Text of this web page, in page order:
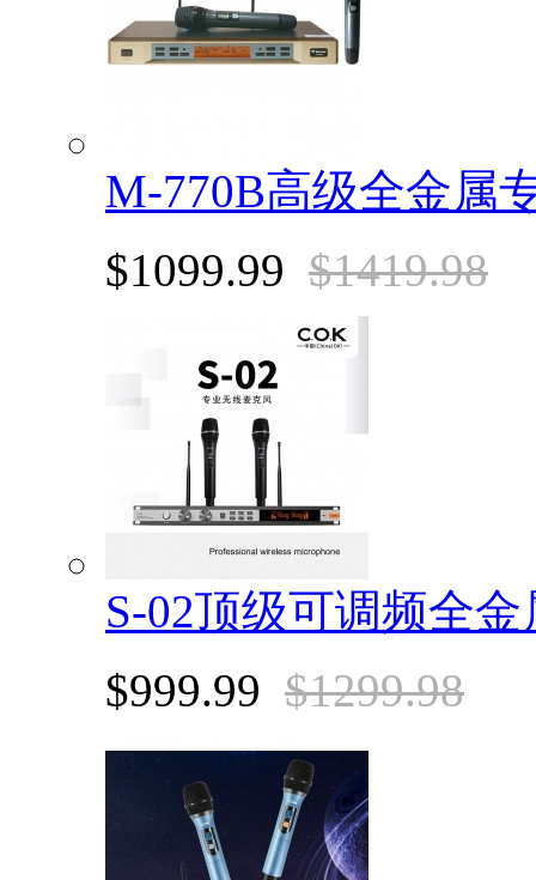
M-770B高级全金属
$1099.99 $1419.98
S-02顶级可调频全
$999.99 $1299.98